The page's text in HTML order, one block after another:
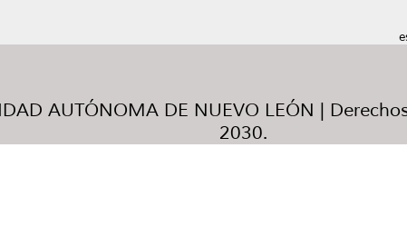
AUTÓNOMA DE NUEVO LEÓN |
2030.